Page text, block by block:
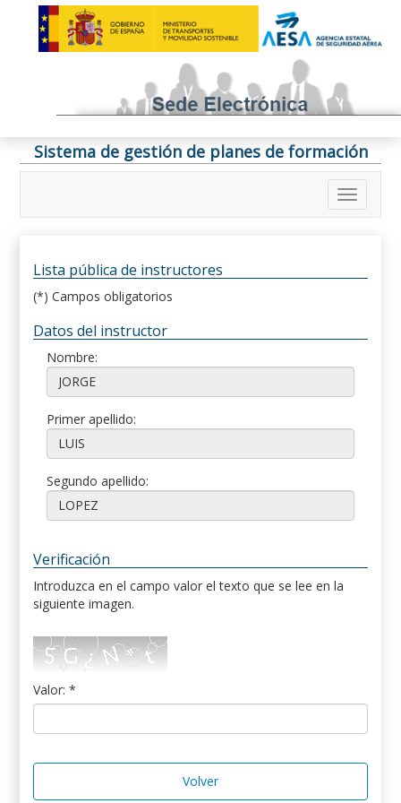
Sistema de gestión de planes de formación
Lista pública de instructores
(*) Campos obligatorios
Datos del instructor
Nombre:
Primer apellido:
Segundo apellido:
Verificación
Introduzca en el campo valor el texto que se lee en la
siguiente imagen.
Valor: *
Volver